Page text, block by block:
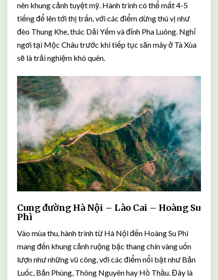
nên khung cảnh tuyệt mỹ. Hành trình có thể mất 4-5
tiếng để lên tới thị trấn, với các điểm dừng thú vị như
đèo Thung Khe, thác Dải Yếm và đỉnh Pha Luông. Nghỉ
ngơi tại Mộc Châu trước khi tiếp tục săn mây ở Tà Xùa
sẽ là trải nghiệm khó quên.
Cung đường Hà Nội – Lào Cai – Hoàng Su
Phì
Vào mùa thu, hành trình từ Hà Nội đến Hoàng Su Phì
mang đến khung cảnh ruộng bậc thang chín vàng uốn
lượn như những vũ công, với các điểm nổi bật như Bản
Luốc, Bản Phùng, Thông Nguyên hay Hồ Thầu. Đây là